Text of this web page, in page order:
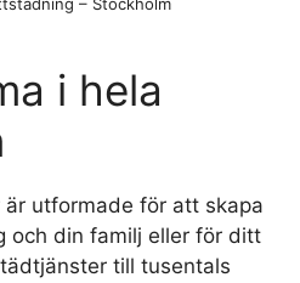
i hela
utformade för att skapa
och din familj eller för ditt
till tusentals